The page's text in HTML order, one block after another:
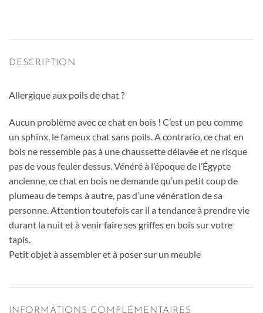
DESCRIPTION
Allergique aux poils de chat ?
Aucun problème avec ce chat en bois ! C’est un peu comme
un sphinx, le fameux chat sans poils. A contrario, ce chat en
bois ne ressemble pas à une chaussette délavée et ne risque
pas de vous feuler dessus. Vénéré à l’époque de l’Égypte
ancienne, ce chat en bois ne demande qu’un petit coup de
plumeau de temps à autre, pas d’une vénération de sa
personne. Attention toutefois car il a tendance à prendre vie
durant la nuit et à venir faire ses griffes en bois sur votre
tapis.
Petit objet à assembler et à poser sur un meuble
INFORMATIONS COMPLÉMENTAIRES